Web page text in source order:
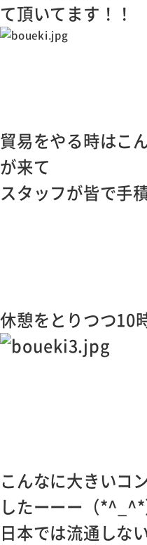
て頂いてます！！
貿易をやる時はこ
が来て
スタッフが皆で手
休憩をとりつつ10
こんなに大きいコ
したーーー（*^_^*
日本では流通しな